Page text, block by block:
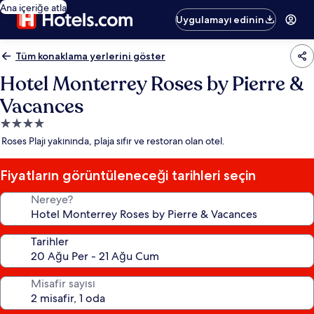
Ana içeriğe atla
Uygulamayı edinin
Tüm konaklama yerlerini göster
Hotel Monterrey Roses by Pierre &
Vacances
4.0
yıldızlı
yeri
Roses Plajı yakınında, plaja sıfır ve restoran olan otel.
Fiyatların görüntüleneceği tarihleri seçin
Nereye?
Tarihler
Misafir sayısı